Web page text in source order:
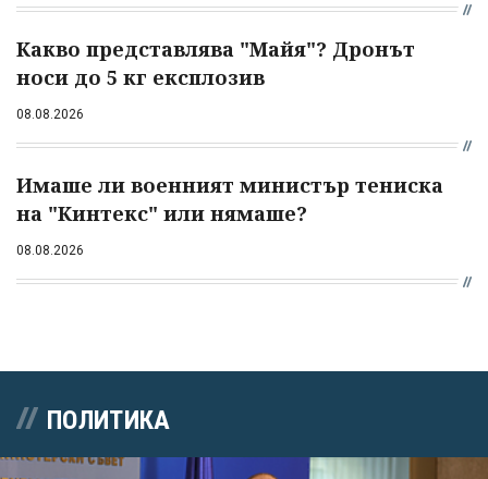
Какво представлява "Майя"? Дронът
носи до 5 кг експлозив
08.08.2026
Имаше ли военният министър тениска
на "Кинтекс" или нямаше?
08.08.2026
ПОЛИТИКА